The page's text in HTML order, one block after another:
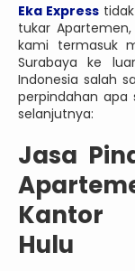
Eka Expresstidak
tukar
kami termasuk
Surabaya ke
Indonesia salah
perpindahan apa
selanjutnya:
Jasa
Kantor
Hulu